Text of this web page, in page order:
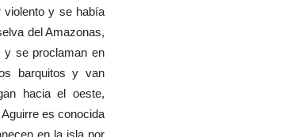
violento y se había
del Amazonas,
y se proclaman en
barquitos y van
hacia el oeste,
es conocida
en la isla por